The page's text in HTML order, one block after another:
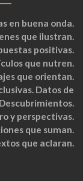
en buena onda.
que ilustran.
positivas.
que nutren.
que orientan.
Datos de
y perspectivas.
que suman.
que aclaran.